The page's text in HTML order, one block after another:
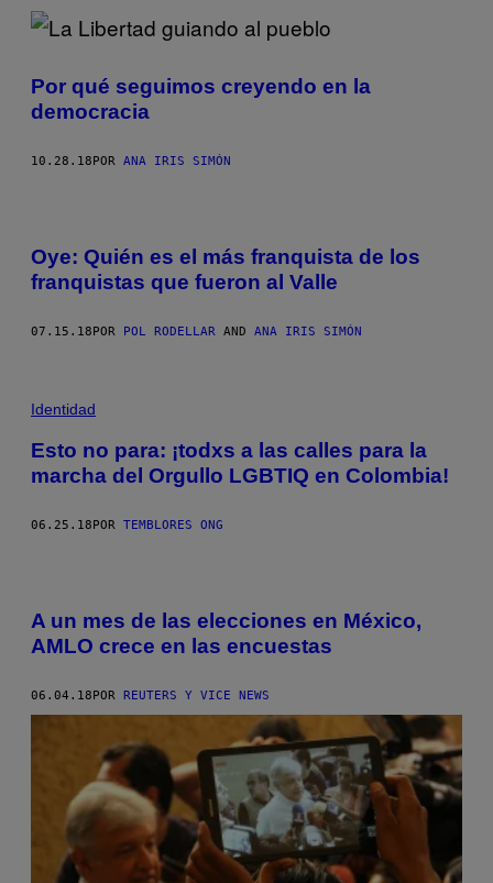
Por qué seguimos creyendo en la
democracia
10.28.18 POR ANA IRIS SIMÓN
Oye: Quién es el más franquista de los
franquistas que fueron al Valle
07.15.18POR POL RODELLAR AND ANA IRIS SIMÓN
Identidad
Esto no para: ¡todxs a las calles para la
marcha del Orgullo LGBTIQ en Colombia!
06.25.18 POR TEMBLORES ONG
A un mes de las elecciones en México,
AMLO crece en las encuestas
06.04.18POR REUTERS Y VICE NEWS